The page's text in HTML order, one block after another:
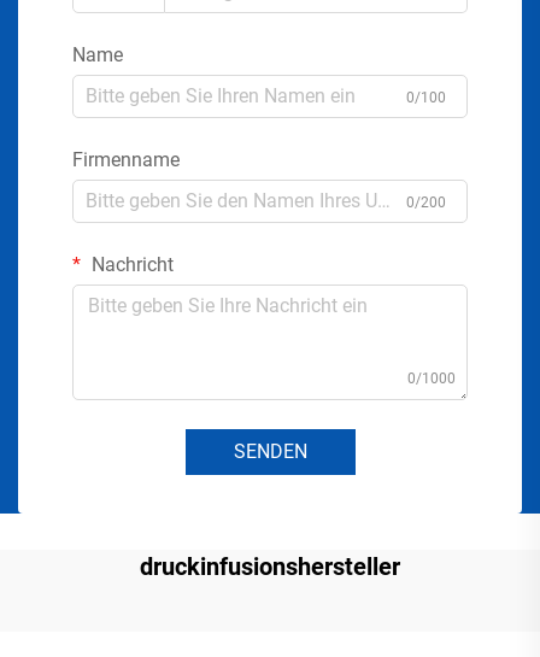
Name
0/100
Firmenname
0/200
Nachricht
0/1000
SENDEN
druckinfusionshersteller